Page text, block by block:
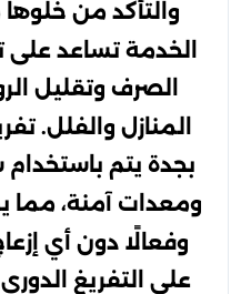
والتأكد من
الخدمة تساعد
الصرف وتقليل
المنازل والفلل.
بجدة يتم
ومعدات آمنة، مما
وفعالًا دون أي
على التفريغ